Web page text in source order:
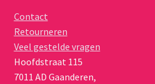
Contact
Retourneren
Veel gestelde vragen
Hoofdstraat 115
7011 AD Gaanderen,